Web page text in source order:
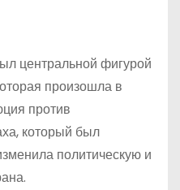
центральной фигурой
произошла в
против
который был
политическую и